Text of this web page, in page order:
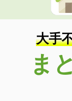
住
専
間
鹿児島県いちき
価
大手
ま